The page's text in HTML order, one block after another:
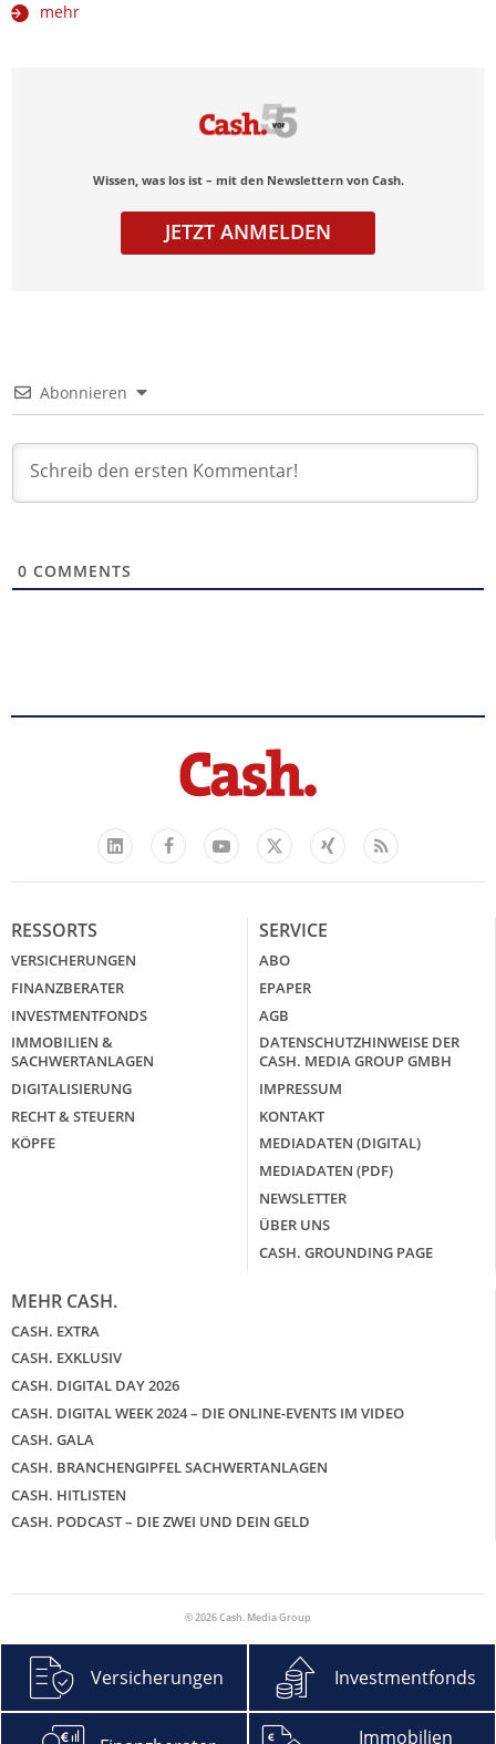
mehr
Wissen, was los ist – mit den Newslettern von Cash.
JETZT ANMELDEN
Abonnieren
0 COMMENTS
LinkedIn
FacebookYouTube
X
Xing Feed
RESSORTS
VERSICHERUNGEN
FINANZBERATER
INVESTMENTFONDS
IMMOBILIEN &
SACHWERTANLAGEN
DIGITALISIERUNG
RECHT & STEUERN
KÖPFE
SERVICE
ABO
EPAPER
AGB
DATENSCHUTZHINWEISE DER
CASH. MEDIA GROUP GMBH
IMPRESSUM
KONTAKT
MEDIADATEN (DIGITAL)
MEDIADATEN (PDF)
NEWSLETTER
ÜBER UNS
CASH. GROUNDING PAGE
MEHR CASH.
CASH. EXTRA
CASH. EXKLUSIV
CASH. DIGITAL DAY 2026
CASH. DIGITAL WEEK 2024 – DIE ONLINE-EVENTS IM VIDEO
CASH. GALA
CASH. BRANCHENGIPFEL SACHWERTANLAGEN
CASH. HITLISTEN
CASH. PODCAST – DIE ZWEI UND DEIN GELD
© 2026 Cash. Media Group
Versicherungen Investmentfonds
Immobilien